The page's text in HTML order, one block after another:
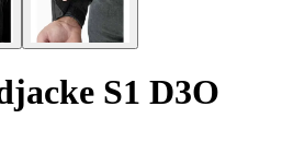
S1 D3O